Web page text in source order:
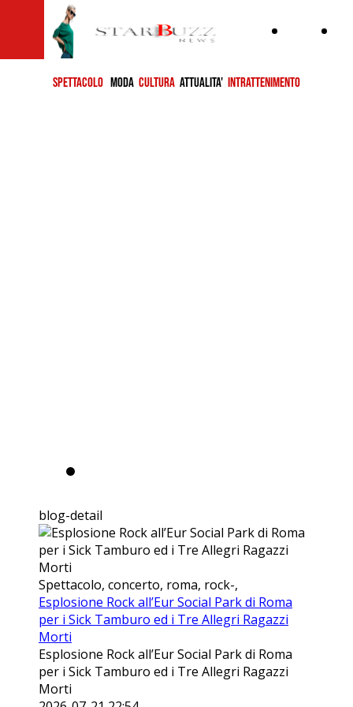
SPETTACOLO MODA CULTURA ATTUALITA' INTRATTENIMENTO
blog-detail
Spettacolo, concerto, roma, rock-,
Esplosione Rock all’Eur Social Park di Roma
per i Sick Tamburo ed i Tre Allegri Ragazzi
Morti
Esplosione Rock all’Eur Social Park di Roma
per i Sick Tamburo ed i Tre Allegri Ragazzi
Morti